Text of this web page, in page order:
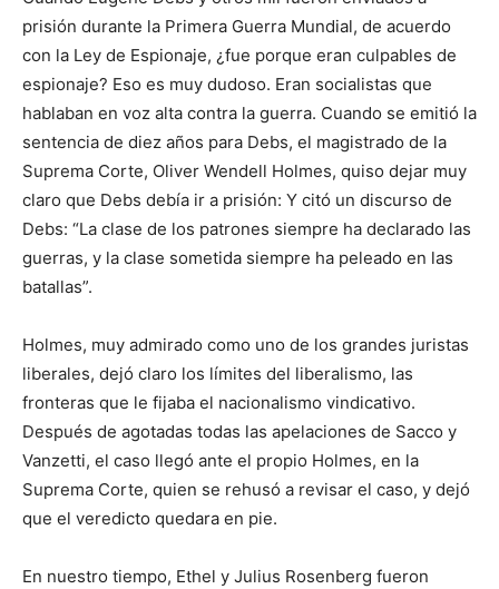
prisión durante la Primera Guerra Mundial, de acuerdo
con la Ley de Espionaje, ¿fue porque eran culpables de
espionaje? Eso es muy dudoso. Eran socialistas que
hablaban en voz alta contra la guerra. Cuando se emitió la
sentencia de diez años para Debs, el magistrado de la
Suprema Corte, Oliver Wendell Holmes, quiso dejar muy
claro que Debs debía ir a prisión: Y citó un discurso de
Debs: “La clase de los patrones siempre ha declarado las
guerras, y la clase sometida siempre ha peleado en las
batallas”.
Holmes, muy admirado como uno de los grandes juristas
liberales, dejó claro los límites del liberalismo, las
fronteras que le fijaba el nacionalismo vindicativo.
Después de agotadas todas las apelaciones de Sacco y
Vanzetti, el caso llegó ante el propio Holmes, en la
Suprema Corte, quien se rehusó a revisar el caso, y dejó
que el veredicto quedara en pie.
En nuestro tiempo, Ethel y Julius Rosenberg fueron